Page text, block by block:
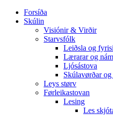
Forsíða
Skúlin
Visiónir & Virðir
Starvsfólk
Leiðsla og
Lærarar og
Ljósástova
Skúlavørðar
Leys størv
Førleikastovan
Lesing
Les